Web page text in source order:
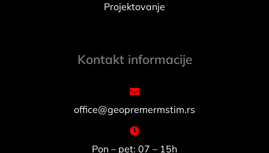
Projektovanje
Kontakt informacije
office@geopremermstim.rs
Pon – pet: 07 – 15h